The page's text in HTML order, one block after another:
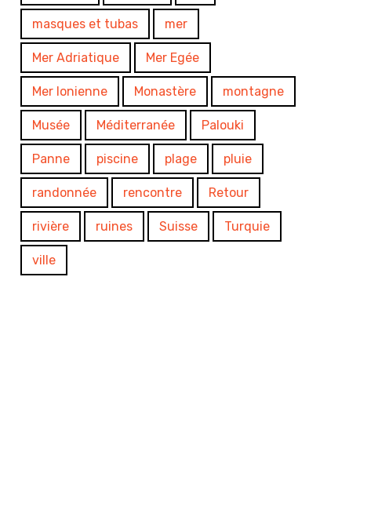
masques et tubas mer
Mer Adriatique Mer Egée
Mer Ionienne Monastère montagne
Musée Méditerranée Palouki
Panne piscine plage pluie
randonnée rencontre Retour
rivière ruines Suisse Turquie
ville